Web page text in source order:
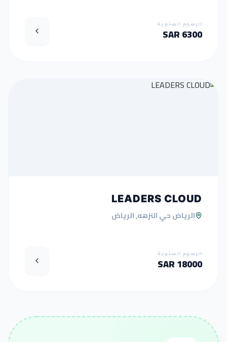
الرسوم السنوية
6300 SAR
LEADERS CLOUD
الرياض حي النزهه, الرياض
الرسوم السنوية
18000 SAR